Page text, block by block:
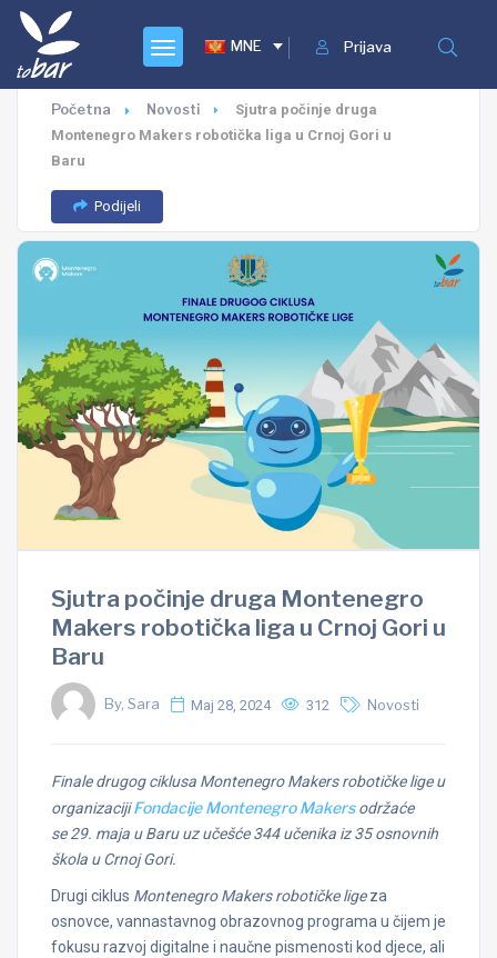
Prijava
MNE
Početna Novosti
Sjutra počinje druga
Montenegro Makers robotička liga u Crnoj Gori u
Baru
Podijeli
Sjutra počinje druga Montenegro
Makers robotička liga u Crnoj Gori u
Baru
By, Sara Maj 28, 2024 312 Novosti
Finale drugog ciklusa Montenegro Makers robotičke lige u
organizacijiFondacije Montenegro Makersodržaće
se29. maja u Baru uz učešće 344 učenika iz 35 osnovnih
škola u Crnoj Gori.
Drugi ciklus Montenegro Makers robotičke ligeza
osnovce, vannastavnog obrazovnog programa u čijem je
fokusu razvoj digitalne i naučne pismenosti kod djece, ali